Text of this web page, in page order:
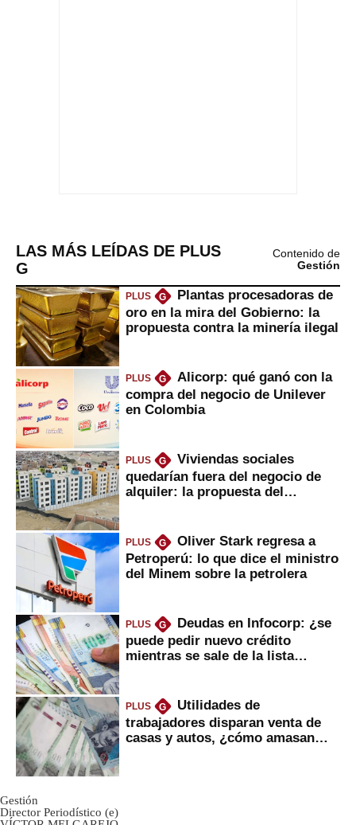
LAS MÁS LEÍDAS DE PLUS
G
Contenido de
Gestión
PLUS G
Plantas procesadoras de
oro en la mira del Gobierno: la
propuesta contra la minería ilegal
PLUS G
Alicorp: qué ganó con la
compra del negocio de Unilever
en Colombia
PLUS G
Viviendas sociales
quedarían fuera del negocio de
alquiler: la propuesta del
PLUS G
Oliver Stark regresa a
Petroperú: lo que dice el ministro
del Minem sobre la petrolera
PLUS G
Deudas en Infocorp: ¿se
puede pedir nuevo crédito
mientras se sale de la lista
PLUS G
Utilidades de
trabajadores disparan venta de
casas y autos, ¿cómo amasan
Gestión
Director Periodístico (e)